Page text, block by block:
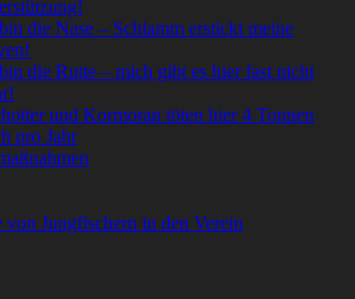
die Nase – Schlamm erstickt meine
die Rutte – mich gibt es hier fast nicht
und Kormoran töten hier 4 Tonnen
pro Jahr
von Jungfischern in den Verein